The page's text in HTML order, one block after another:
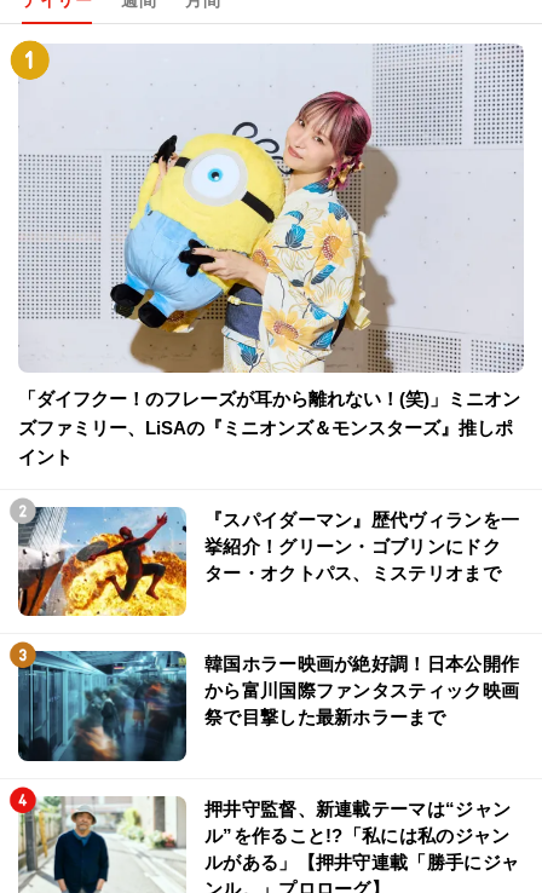
「ダイフクー！のフレーズが耳から離れない！(笑)」ミニオン
ズファミリー、LiSAの『ミニオンズ＆モンスターズ』推しポ
イント
『スパイダーマン』歴代ヴィランを一
挙紹介！グリーン・ゴブリンにドク
ター・オクトパス、ミステリオまで
韓国ホラー映画が絶好調！日本公開作
から富川国際ファンタスティック映画
祭で目撃した最新ホラーまで
押井守監督、新連載テーマは“ジャン
ル”を作ること!?「私には私のジャン
ルがある」【押井守連載「勝手にジャ
ンル。」プロローグ】